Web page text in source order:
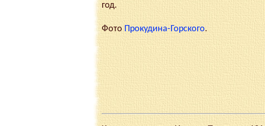
год.
Фото Прокудина-Горского.